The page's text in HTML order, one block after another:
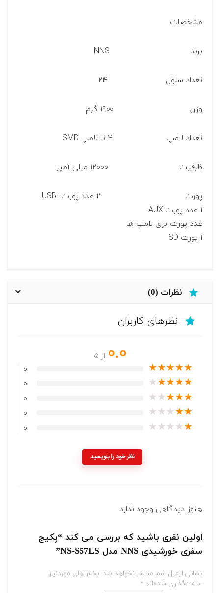
مشخصات
برند NNS
تعداد سلول ۲۴
وزن ۱۹۰۰ گرم
تعداد لامپ 4 تا لامپ SMD
ظرفیت ۱۲۰۰۰ میلی آمپر
پورت 3 عدد پورت USB
1 عدد پورت AUX
عدد پورت برای لامپ ها
1 پورت SD
نظرات (0)
نظرهای کاربران
0.0 از 5
★
★
★
★
★
0
★
★
★
★
★
0
★
★
★
★
★
0
★
★
★
★
★
0
★
★
★
★
★
0
نظر خود را بنویسید
هنوز دیدگاهی وجود ندارد
اولین نفری باشید که بررسی می کند “پکیج
سفری خورشیدی NNS مدل NS-S57LS”
نشانی ایمیل شما منتشر نخواهد شد. بخش‌های موردنیاز
علامت‌گذاری شده‌اند *